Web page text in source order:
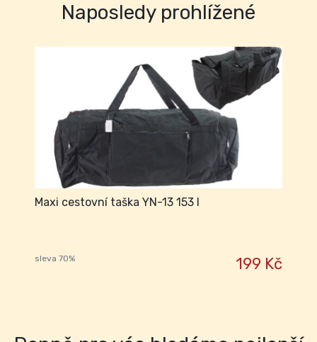
Naposledy prohlížené
Maxi cestovní taška YN-13 153 l
sleva 70% 199 Kč